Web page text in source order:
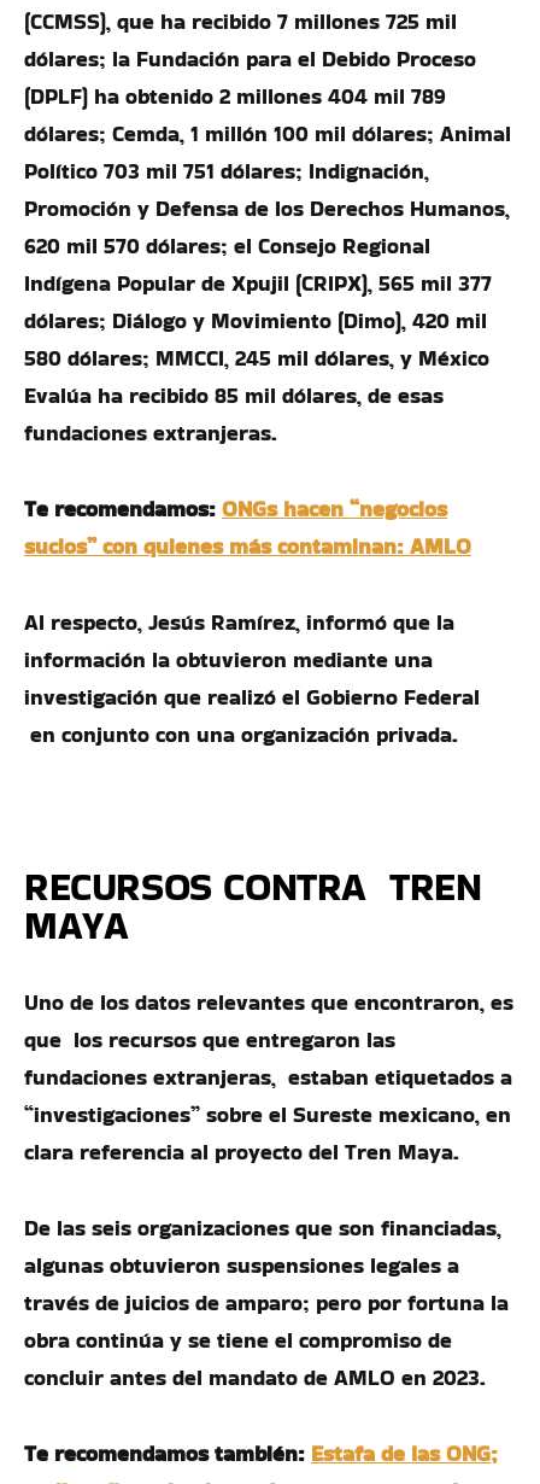
(CCMSS), que ha recibido 7 millones 725 mil
dólares; la Fundación para el Debido Proceso
(DPLF) ha obtenido 2 millones 404 mil 789
dólares; Cemda, 1 millón 100 mil dólares; Animal
Político 703 mil 751 dólares; Indignación,
Promoción y Defensa de los Derechos Humanos,
620 mil 570 dólares; el Consejo Regional
Indígena Popular de Xpujil (CRIPX), 565 mil 377
dólares; Diálogo y Movimiento (Dimo), 420 mil
580 dólares; MMCCI, 245 mil dólares, y México
Evalúa ha recibido 85 mil dólares, de esas
fundaciones extranjeras.
Te recomendamos: ONGs hacen “negocios
sucios” con quienes más contaminan: AMLO
Al respecto, Jesús Ramírez, informó que la
información la obtuvieron mediante una
investigación que realizó el Gobierno Federal
en conjunto con una organización privada.
RECURSOS CONTRA TREN
MAYA
Uno de los datos relevantes que encontraron, es
que los recursos que entregaron las
fundaciones extranjeras, estaban etiquetados a
“investigaciones” sobre el Sureste mexicano, en
clara referencia al proyecto del Tren Maya.
De las seis organizaciones que son financiadas,
algunas obtuvieron suspensiones legales a
través de juicios de amparo; pero por fortuna la
obra continúa y se tiene el compromiso de
concluir antes del mandato de AMLO en 2023.
Te recomendamos también: Estafa de las ONG;